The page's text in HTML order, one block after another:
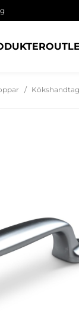
Kökshandtag